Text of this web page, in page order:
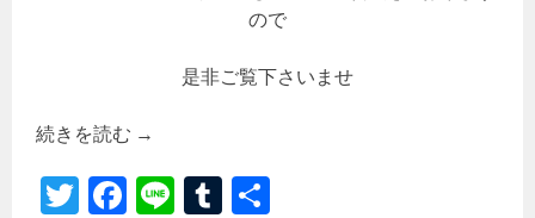
ので
是非ご覧下さいませ
続きを読む →
T
Fa Li
Tu